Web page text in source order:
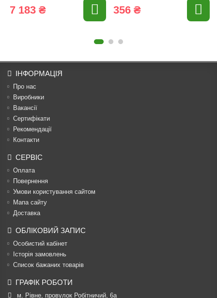
7 183 ₴ 356 ₴
ІНФОРМАЦІЯ
Про нас
Виробники
Вакансії
Сертифікати
Рекомендації
Контакти
СЕРВІС
Оплата
Повернення
Умови користування сайтом
Мапа сайту
Доставка
ОБЛІКОВИЙ ЗАПИС
Особистий кабінет
Історія замовлень
Список бажаних товарів
ГРАФІК РОБОТИ
м. Рівне, провулок Робітничий, 6а